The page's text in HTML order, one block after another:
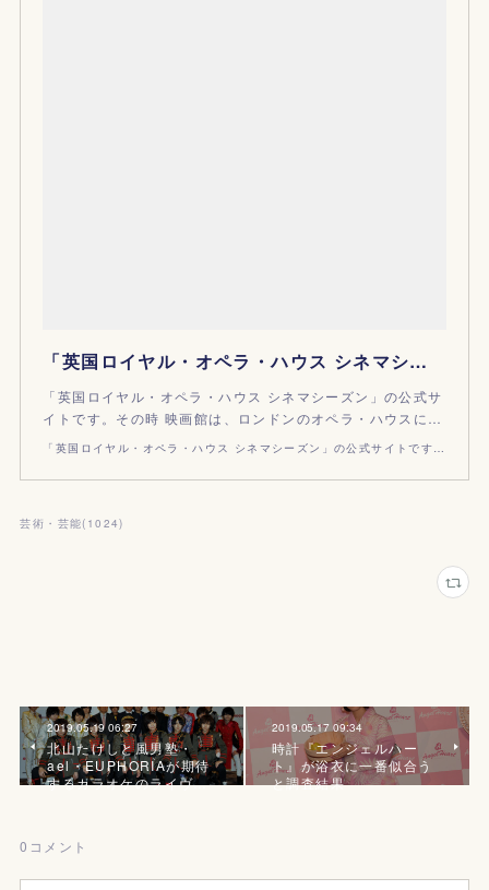
「英国ロイヤル・オペラ・ハウス シネマシーズン」公式サイト
「英国ロイヤル・オペラ・ハウス シネマシーズン」の公式サ
イトです。その時 映画館は、ロンドンのオペラ・ハウスに…
「英国ロイヤル・オペラ・ハウス シネマシーズン」の公式サイトです。その時 映画館は、ロンドンのオペラ・ハウスになる。
芸術・芸能( 1024)
2019.05.19 06:27
北山たけしと風男塾・
ael・EUPHORIAが期待
するカラオケのライヴ…
2019.05.17 09:34
時計『エンジェルハー
ト』が浴衣に一番似合う
と調査結果
0 コメント